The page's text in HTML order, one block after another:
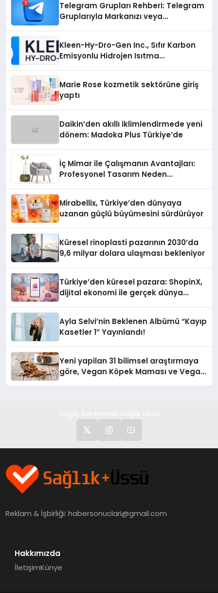
Telegram Grupları Rehberi: Telegram
Gruplarıyla Markanızı veya
Kleen-Hy-Dro-Gen Inc., Sıfır Karbon
Emisyonlu Hidrojen Isıtma
Marie Rose kozmetik sektörüne giriş
yaptı
Daikin’den akıllı iklimlendirmede yeni
dönem: Madoka Plus Türkiye’de
İç Mimar ile Çalışmanın Avantajları:
Profesyonel Tasarım Neden
Mirabellix, Türkiye’den dünyaya
uzanan güçlü büyümesini sürdürüyor
Küresel rinoplasti pazarının 2030’da
9,6 milyar dolara ulaşması bekleniyor
Türkiye’den küresel pazara: ShopinX,
dijital ekonomi ile gerçek dünya
Ayla Selvi’nin Beklenen Albümü “Kayıp
Kasetler 1” Yayınlandı!
Yeni yapilan 31 bilimsel araştırmaya
göre, Vegan Köpek Maması ve Vegan
Reklam & İşbirliği:habersonuclari@gmail.com
Hakkımızda
İletişimKünye